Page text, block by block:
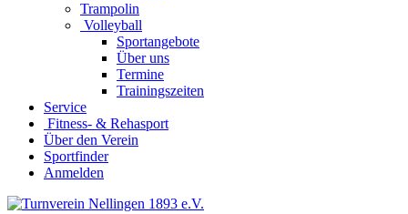
Trampolin
Volleyball
Sportangebote
Über uns
Termine
Trainingszeiten
Service
Fitness- & Rehasport
Über den Verein
Sportfinder
Anmelden